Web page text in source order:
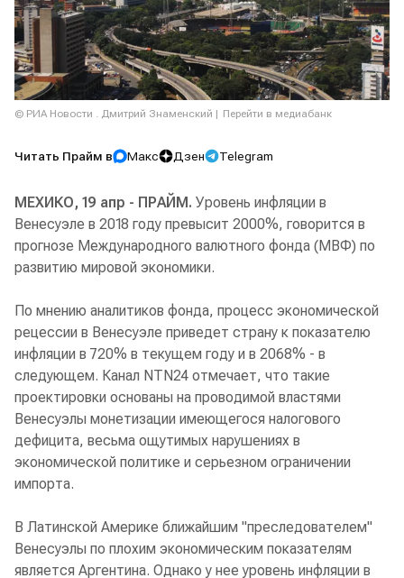
© РИА Новости . Дмитрий Знаменский Перейти в медиабанк
Читать Прайм в Макс Дзен Telegram
МЕХИКО, 19 апр - ПРАЙМ. Уровень инфляции в
Венесуэле в 2018 году превысит 2000%, говорится в
прогнозе Международного валютного фонда (МВФ) по
развитию мировой экономики.
По мнению аналитиков фонда, процесс экономической
рецессии в Венесуэле приведет страну к показателю
инфляции в 720% в текущем году и в 2068% - в
следующем. Канал NTN24 отмечает, что такие
проектировки основаны на проводимой властями
Венесуэлы монетизации имеющегося налогового
дефицита, весьма ощутимых нарушениях в
экономической политике и серьезном ограничении
импорта.
В Латинской Америке ближайшим "преследователем"
Венесуэлы по плохим экономическим показателям
является Аргентина. Однако у нее уровень инфляции в